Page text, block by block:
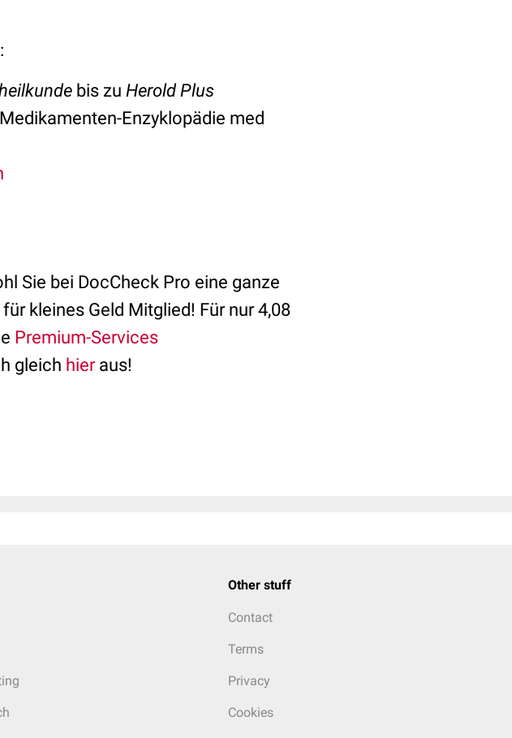
bis zu Herold Plus
Enzyklopädie med
Sie bei DocCheck Pro eine ganze
kleines Geld Mitglied! Für nur 4,08
Premium-Services
gleich hieraus!
Other stuff
Contact
Terms
Privacy
Cookies